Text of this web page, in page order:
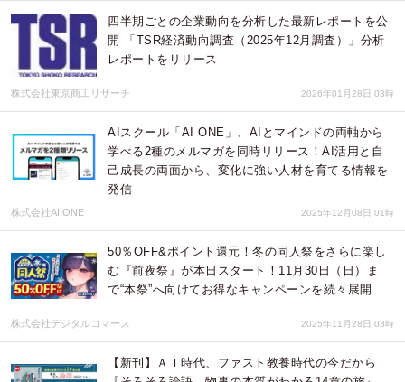
四半期ごとの企業動向を分析した最新レポートを公
開 「TSR経済動向調査（2025年12月調査）」分析
レポートをリリース
株式会社東京商工リサーチ 2026年01月28日 03時
AIスクール「AI ONE」、AIとマインドの両軸から
学べる2種のメルマガを同時リリース！AI活用と自
己成長の両面から、変化に強い人材を育てる情報を
発信
株式会社AI ONE 2025年12月08日 01時
50％OFF&ポイント還元！冬の同人祭をさらに楽し
む『前夜祭』が本日スタート！11月30日（日）ま
で“本祭”へ向けてお得なキャンペーンを続々展開
株式会社デジタルコマース 2025年11月28日 03時
【新刊】ＡＩ時代、ファスト教養時代の今だから